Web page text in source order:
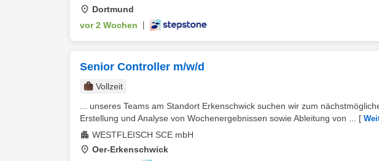
Dortmund
vor 2 Wochen
Senior Controller m/w/d
Vollzeit
... unseres Teams am Standort Erkenschwick suchen wir zum
Erstellung und Analyse von Wochenergebnissen sowie Ableitung von ...
[
WESTFLEISCH SCE mbH
Oer-Erkenschwick